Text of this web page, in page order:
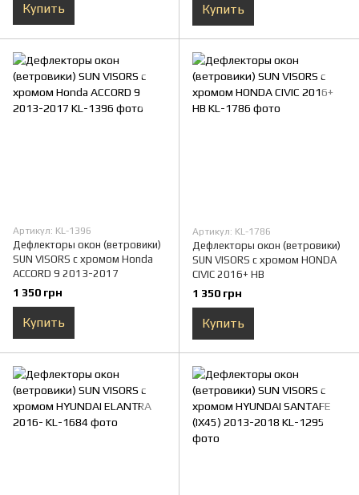
Купить Купить
Артикул: KL-1396
Дефлекторы окон (ветровики)
SUN VISORS с хромом Honda
ACCORD 9 2013-2017
1 350 грн
Купить
Артикул: KL-1786
Дефлекторы окон (ветровики)
SUN VISORS с хромом HONDA
CIVIC 2016+ HB
1 350 грн
Купить